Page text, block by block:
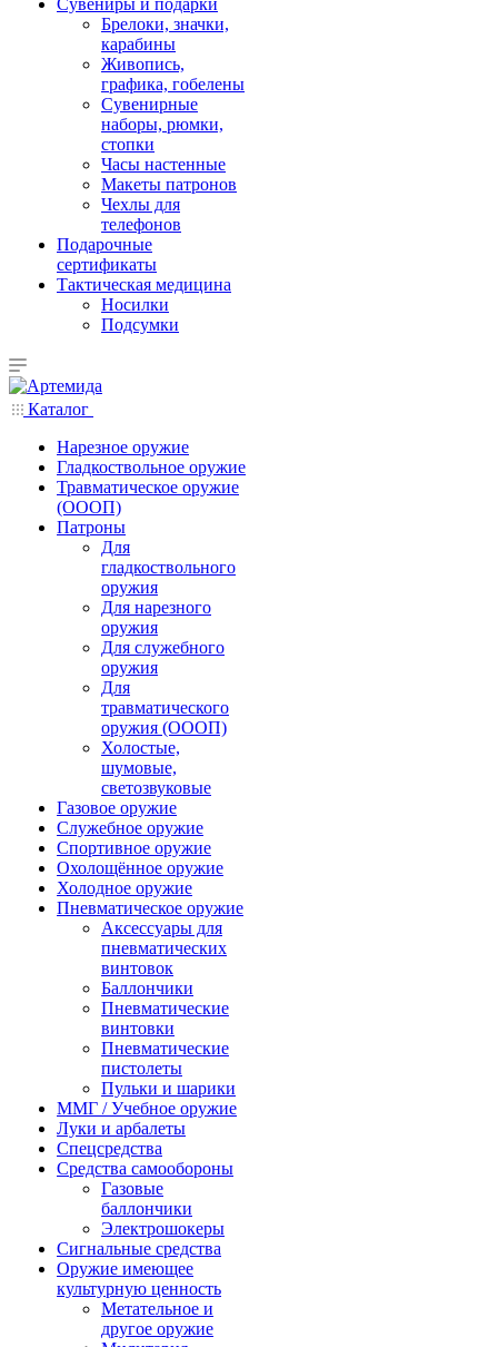
Сувениры и подарки
Брелоки, значки,
карабины
Живопись,
графика, гобелены
Сувенирные
наборы, рюмки,
стопки
Часы настенные
Макеты патронов
Чехлы для
телефонов
Подарочные
сертификаты
Тактическая медицина
Носилки
Подсумки
Каталог
Нарезное оружие
Гладкоствольное оружие
Травматическое оружие
(ОООП)
Патроны
Для
гладкоствольного
оружия
Для нарезного
оружия
Для служебного
оружия
Для
травматического
оружия (ОООП)
Холостые,
шумовые,
светозвуковые
Газовое оружие
Служебное оружие
Спортивное оружие
Охолощённое оружие
Холодное оружие
Пневматическое оружие
Аксессуары для
пневматических
винтовок
Баллончики
Пневматические
винтовки
Пневматические
пистолеты
Пульки и шарики
ММГ / Учебное оружие
Луки и арбалеты
Спецсредства
Средства самообороны
Газовые
баллончики
Электрошокеры
Сигнальные средства
Оружие имеющее
культурную ценность
Метательное и
другое оружие